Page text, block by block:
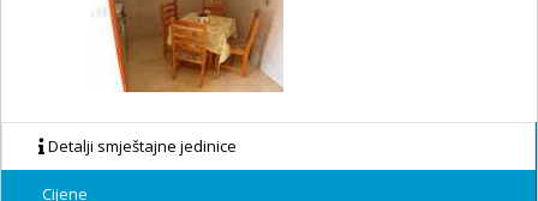
Detalji smještajne jedinice
Cijene